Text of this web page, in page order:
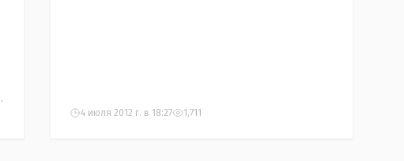
4 июля 2012 г. в 18:27 1,711